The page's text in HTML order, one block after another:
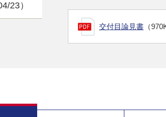
23）
交付目論見書 （